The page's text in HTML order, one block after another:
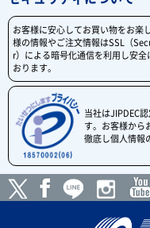
お客様に安心してお買い物をお楽
様の情報やご注文情報はSSL（
r）による暗号化通信を利用し安
おります。
当社はJIPDEC
す。お客様から
徹底し個人情報